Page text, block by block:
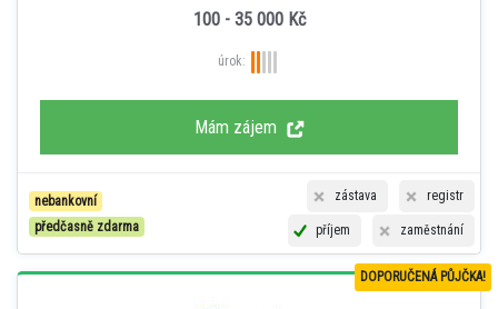
100 - 35 000 Kč
úrok:
Mám zájem
nebankovní
předčasně zdarma
registr
zástava
zaměstnání
příjem
DOPORUČENÁ PŮJČKA!